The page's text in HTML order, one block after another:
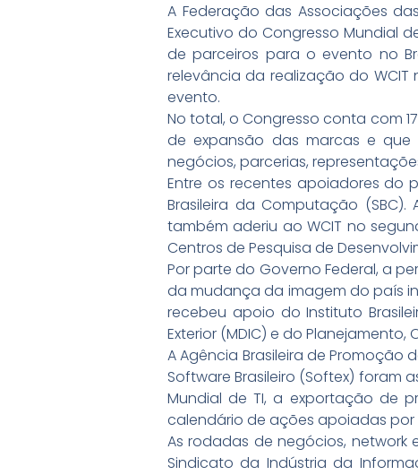
A Federação das Associações
Executivo do Congresso Mundial
de parceiros para o evento no
relevância da realização do
evento.
No total, o Congresso conta com
de expansão das marcas e
negócios, parcerias,
Entre os recentes apoiadores do
Brasileira da Computação (SBC).
também aderiu ao WCIT no
Centros de Pesquisa de
Por parte do Governo Federal, a
da mudança da imagem do país
recebeu apoio do Instituto
Exterior (MDIC) e do Planejamento,
A Agência Brasileira de Promoção
Software Brasileiro (Softex) foram
Mundial de TI, a exportação de
calendário de ações apoiadas
As rodadas de negócios,
Sindicato da Indústria da